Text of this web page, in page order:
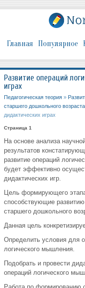
Главная Популярное
Развитие операций
играх
Педагогическая теория »
старшего дошкольного возраста
дидактических играх
Страница 1
На основе анализа
результатов
развитие операций
будет эффективно
дидактических игр.
Цель формирующего
способствующие
старшего дошкольного
Данная цель
Определить условия для
логического мышления.
Подобрать и провести
операций логического